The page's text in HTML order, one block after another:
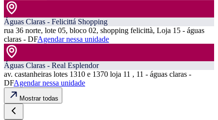
Águas Claras - Felicittá Shopping
rua 36 norte, lote 05, bloco 02, shopping felicittà, Loja 15 - águas
claras - DFAgendar nessa unidade
Águas Claras - Real Esplendor
av. castanheiras lotes 1310 e 1370 loja 11 , 11 - águas claras -
DFAgendar nessa unidade
Mostrar todas